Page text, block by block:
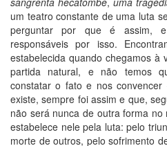
um teatro constante de uma luta
perguntar por que é assim,
responsáveis por isso.
estabelecida quando chegamos à
partida natural, e não temos
constatar o fato e nos
existe, sempre foi assim e que,
não será nunca de outra forma
estabelece nele pela luta: pelo
morte de outros, pelo sofrimento